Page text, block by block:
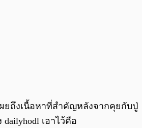
ยถึงเนื้อหาที่สำคัญหลังจากคุยกับปู่
เอาไว้คือ